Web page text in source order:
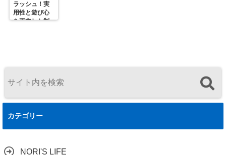
ラッシュ！実
用性と遊び心
を両立した制
カテゴリー
NORI'S LIFE